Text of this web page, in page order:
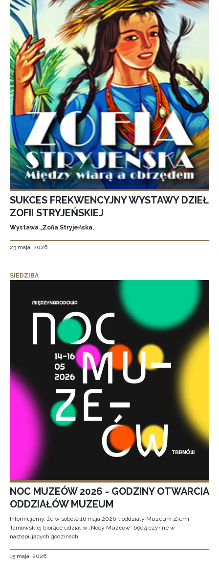
SUKCES FREKWENCYJNY WYSTAWY DZIEŁ
ZOFII STRYJEŃSKIEJ
Wystawa „Zofia Stryjeńska.
23 maja, 2026
SIEDZIBA
NOC MUZEÓW 2026 - GODZINY OTWARCIA
ODDZIAŁÓW MUZEUM
Informujemy, że w sobotę 16 maja 2026 r. oddziały Muzeum Ziemi
Tarnowskiej biorące udział w „Nocy Muzeów” będą czynne w
następujących godzinach:
15 maja, 2026